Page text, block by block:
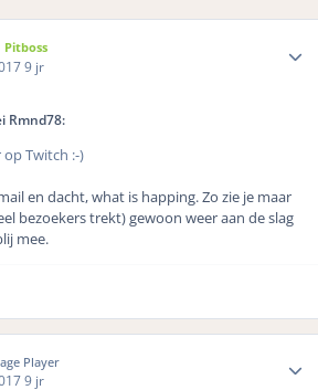
Pitboss
9 jr
Rmnd78:
op Twitch :-)
en dacht, what is happing. Zo zie je maar
bezoekers trekt) gewoon weer aan de slag
mee.
Player
9 jr